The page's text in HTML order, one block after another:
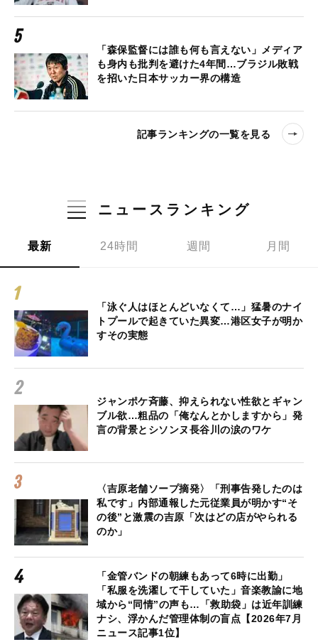
「森保監督には誰も何も言えない」メディア
も身内も批判を避けた4年間…ブラジル敗戦
を招いた日本サッカー界の構造
記事ランキングの一覧を見る
ニュースランキング
最新 24時間 週間 月間
「泳ぐ人はほとんどいなくて…」猛暑のナイ
トプールで起きていた異変…港区女子が明か
すその実態
ジャンポケ斉藤、抑えられない性欲とギャン
ブル欲…粗品の「俺なんとかしますから」発
言の背景とシソンヌ長谷川の涙のワケ
〈吉原老舗ソープ摘発〉「刑事告発したのは
私です」内部通報した元従業員が明かす“そ
の後”と激震の吉原「次はどの店がやられる
のか」
「金管バンドの朝練もあって6時に出勤」
「私服を洗濯して干していた」音楽教諭に地
域から“同情”の声も…「救助袋」は近年訓練
ナシ、浮かんだ管理体制の盲点【2026年7月
ニュース記事1位】